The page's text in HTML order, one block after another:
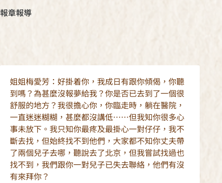
姐姐梅愛芳：好掛着你，我成日有跟你傾偈，你聽
到嗎？為甚麼沒報夢給我？你是否已去到了一個很
舒服的地方？我很擔心你，你臨走時，躺在醫院，
一直迷迷糊糊，甚麼都沒講低……但我知你很多心
事未放下。我只知你最疼及最掛心一對仔仔，我不
斷去找，但始終找不到他們，大家都不知你丈夫帶
了兩個兒子去哪，聽說去了北京，但我嘗試找過也
找不到，我們跟你一對兒子已失去聯絡，他們有沒
有來拜你？
報章報導